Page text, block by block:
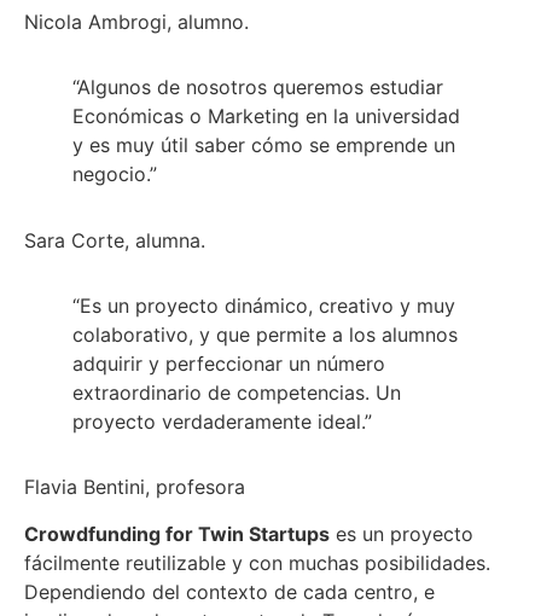
Nicola Ambrogi, alumno.
“Algunos de nosotros queremos estudiar
Económicas o Marketing en la universidad
y es muy útil saber cómo se emprende un
negocio.”
Sara Corte, alumna.
“Es un proyecto dinámico, creativo y muy
colaborativo, y que permite a los alumnos
adquirir y perfeccionar un número
extraordinario de competencias. Un
proyecto verdaderamente ideal.”
Flavia Bentini, profesora
Crowdfunding for Twin Startups es un proyecto
fácilmente reutilizable y con muchas posibilidades.
Dependiendo del contexto de cada centro, e